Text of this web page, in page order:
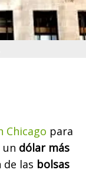
Chicago para
dólar más
las bolsas